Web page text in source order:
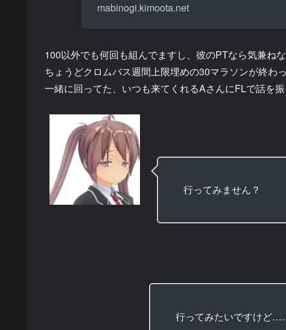
mabinogi.kimoota.net
100以外でも何回も組んでますし、彼のPTなら気兼ねな
ちょうどクロムバス週間上限埋めの30マラソンが終わっ
一緒に回ってた、いつも来てくれるAさんにFLで話を振
行ってみません？
行ってみたいですけど